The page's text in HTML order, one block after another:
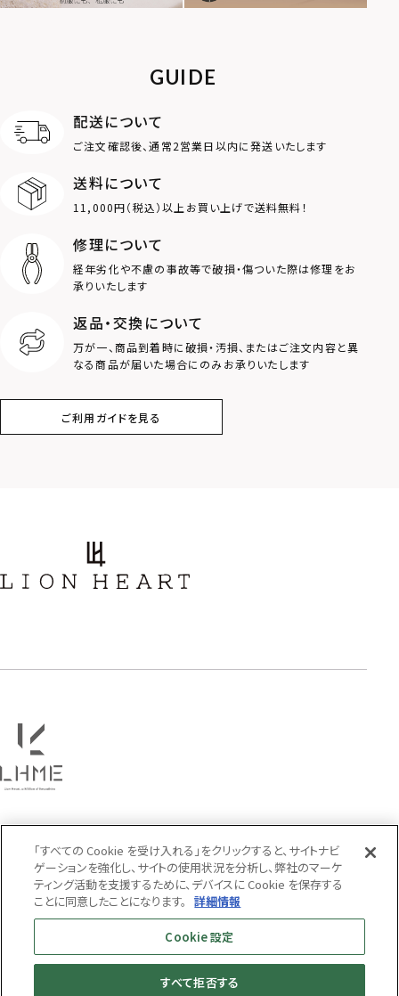
MENSWOMENS
GUIDE
配送について
ご注文確認後、通常2営業日以内に発送いたします
送料について
11,000円（税込）以上お買い上げで送料無料！
修理について
経年劣化や不慮の事故等で破損・傷ついた際は修理をお
承りいたします
返品・交換について
万が一、商品到着時に破損・汚損、またはご注文内容と異
なる商品が届いた場合にのみお承りいたします
ご利用ガイドを見る
「すべての Cookie を受け入れる」をクリックすると、サイトナビ
ゲーションを強化し、サイトの使用状況を分析し、弊社のマーケ
ティング活動を支援するために、デバイスに Cookie を保存する
ことに同意したことになります。
詳細情報
Cookie 設定
すべて拒否する